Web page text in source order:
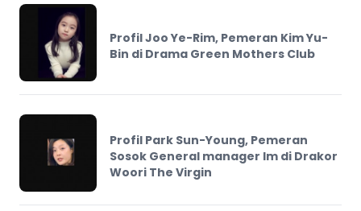
Profil Joo Ye-Rim, Pemeran Kim Yu-
Bin di Drama Green Mothers Club
Profil Park Sun-Young, Pemeran
Sosok General manager Im di Drakor
Woori The Virgin